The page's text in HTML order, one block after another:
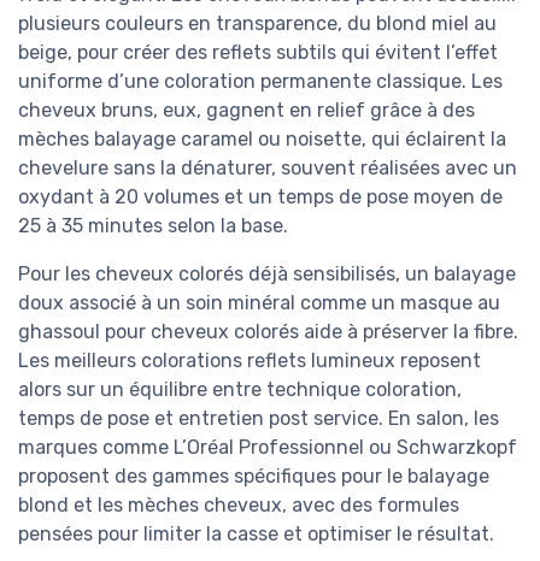
plusieurs couleurs en transparence, du blond miel au
beige, pour créer des reflets subtils qui évitent l’effet
uniforme d’une coloration permanente classique. Les
cheveux bruns, eux, gagnent en relief grâce à des
mèches balayage caramel ou noisette, qui éclairent la
chevelure sans la dénaturer, souvent réalisées avec un
oxydant à 20 volumes et un temps de pose moyen de
25 à 35 minutes selon la base.
Pour les cheveux colorés déjà sensibilisés, un balayage
doux associé à un soin minéral comme un masque au
ghassoul pour cheveux colorés aide à préserver la fibre.
Les meilleurs colorations reflets lumineux reposent
alors sur un équilibre entre technique coloration,
temps de pose et entretien post service. En salon, les
marques comme L’Oréal Professionnel ou Schwarzkopf
proposent des gammes spécifiques pour le balayage
blond et les mèches cheveux, avec des formules
pensées pour limiter la casse et optimiser le résultat.